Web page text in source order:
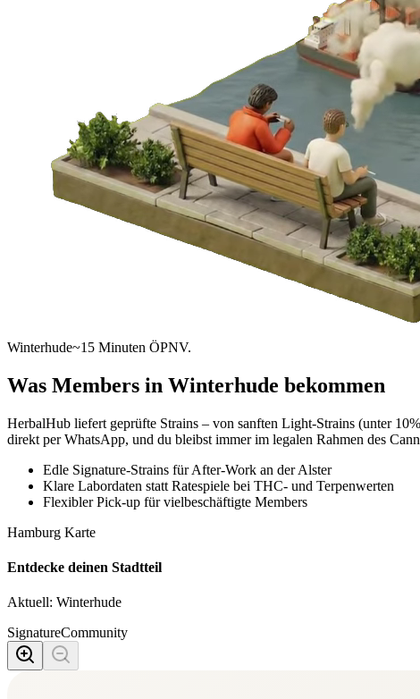
Winterhude~15 Minuten ÖPNV.
Was Members in Winterhude bekommen
HerbalHub liefert geprüfte Strains – von sanften Light-Strains (unter
direkt per WhatsApp, und du bleibst immer im legalen Rahmen des
Edle Signature-Strains für After-Work an der Alster
Klare Labordaten statt Ratespiele bei THC- und Terpenwerten
Flexibler Pick-up für vielbeschäftigte Members
Hamburg Karte
Entdecke deinen Stadtteil
Aktuell: Winterhude
SignatureCommunity